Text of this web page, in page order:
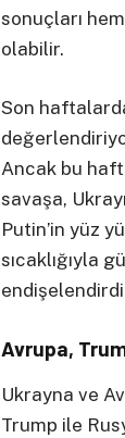
sonuçları
olabilir.
Son
Ancak bu
savaşa,
Putin’in yüz
sıcaklığıyla
Avrupa,
Ukrayna ve
Trump ile